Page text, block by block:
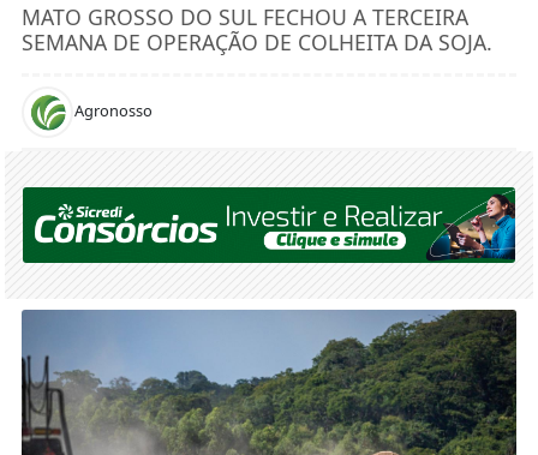
MATO GROSSO DO SUL FECHOU A TERCEIRA
SEMANA DE OPERAÇÃO DE COLHEITA DA SOJA.
Agronosso